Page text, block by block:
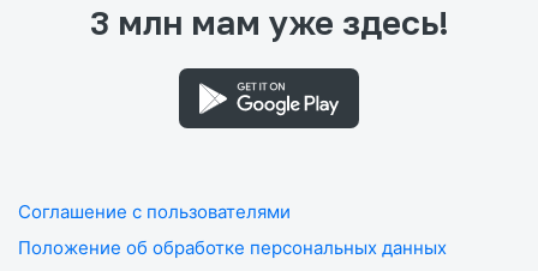
3 млн мам уже здесь!
Соглашение с пользователями
Положение об обработке персональных данных